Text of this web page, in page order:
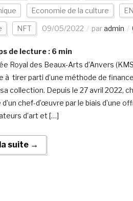
Economie de la culture
NFT 09/05/2022 paradmin
de lecture : 6 min
Royal des Beaux-Arts d’Anvers
à tirer parti d’une méthode de
collection. Depuis le 27 avril 2022,
chef-d’œuvre par le biais d’une
d’art et […]
suite →